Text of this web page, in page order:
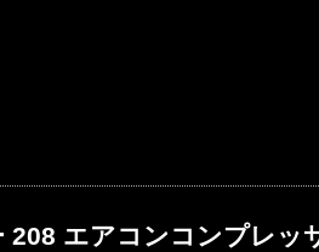
208 エアコンコンプレッ